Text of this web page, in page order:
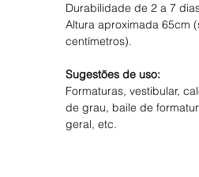
Durabilidade de 2 a 7
Altura aproximada 65cm
centímetros).
Sugestões de uso:
Formaturas, vestibular,
de grau, baile de
geral, etc.